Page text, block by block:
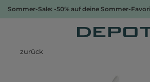
Sommer-Sale: -50% auf deine Sommer-
zurück